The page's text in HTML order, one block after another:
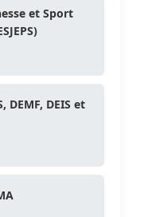
et Sport
DEMF, DEIS et